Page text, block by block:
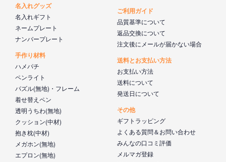
名入れグッズ
名入れギフト
ネームプレート
ナンバープレート
手作り材料
ハメパチ
ペンライト
パズル(無地)・フレーム
着せ替えペン
透明うちわ(無地)
クッション(中材)
抱き枕(中材)
メガホン(無地)
エプロン(無地)
ご利用ガイド
品質基準について
返品交換について
注文後にメールが届かない場合
送料とお支払い方法
お支払い方法
送料について
発送日について
その他
ギフトラッピング
よくある質問＆お問い合わせ
みんなの口コミ評価
メルマガ登録